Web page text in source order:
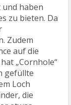
und haben
zu bieten. Da
Zudem
auf die
„Cornhole“
gefüllte
Loch
die